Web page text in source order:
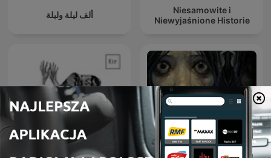
ألف ليلة وليلة
Niesamowite i
Niewyjaśnione Historie